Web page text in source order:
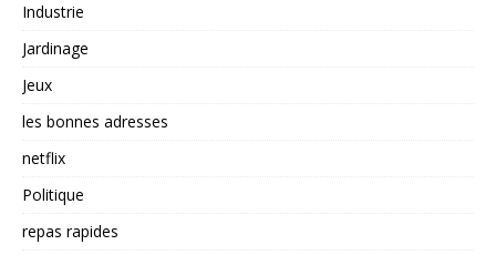
Industrie
Jardinage
Jeux
les bonnes adresses
netflix
Politique
repas rapides